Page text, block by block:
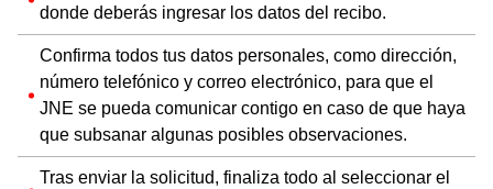
donde deberás ingresar los datos del recibo.
Confirma todos tus datos personales, como dirección,
número telefónico y correo electrónico, para que el
JNE se pueda comunicar contigo en caso de que haya
que subsanar algunas posibles observaciones.
Tras enviar la solicitud, finaliza todo al seleccionar el